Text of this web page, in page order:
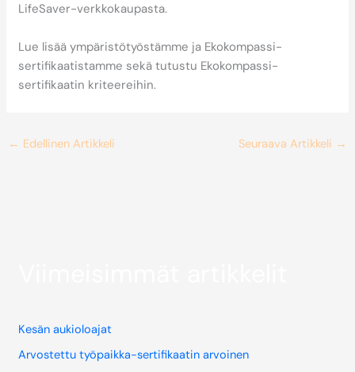
LifeSaver-verkkokaupasta.
Lue lisää ympäristötyöstämme ja Ekokompassi-
sertifikaatistamme sekä tutustu Ekokompassi-
sertifikaatin kriteereihin.
← Edellinen Artikkeli Seuraava Artikkeli →
Kesän aukioloajat
Arvostettu työpaikka-sertifikaatin arvoinen